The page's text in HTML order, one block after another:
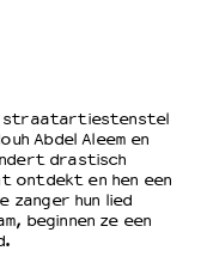
straatartiestenstel
Abdel Aleem en
drastisch
ontdekt en hen een
zanger hun lied
beginnen ze een